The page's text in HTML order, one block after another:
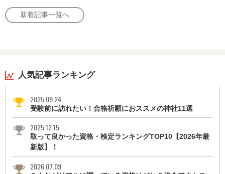
新着記事一覧へ
人気記事ランキング
2025.09.24
受験前に訪れたい！合格祈願におススメの神社11選
2025.12.15
取って良かった資格・検定ランキングTOP10【2026年最
新版】！
2026.07.09